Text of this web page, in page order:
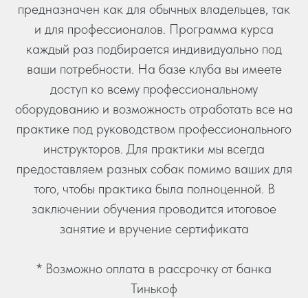
предназначен как для обычных владельцев, так
и для профессионалов. Программа курса
каждый раз подбирается индивидуально под
ваши потребности. На базе клуба вы имеете
доступ ко всему профессиональному
оборудованию и возможность отработать все на
практике под руководством профессионального
инструкторов. Для практики мы всегда
предоставляем разных собак помимо ваших для
того, чтобы практика была полноценной. В
заключении обучения проводится итоговое
занятие и вручение сертификата
* Возможно оплата в рассрочку от банка
Тинькоф